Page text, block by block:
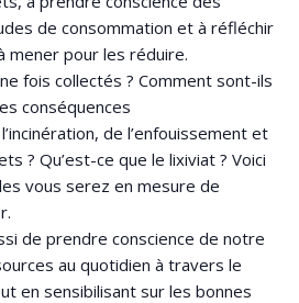
de consommation et à réfléchir
mener pour les réduire.
fois collectés ? Comment sont-ils
conséquences
de l’enfouissement et
? Qu’est-ce que le lixiviat ? Voici
vous serez en mesure de
de prendre conscience de notre
au quotidien à travers le
en sensibilisant sur les bonnes